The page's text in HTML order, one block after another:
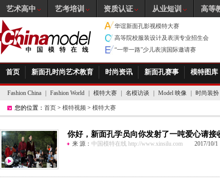
华谊新面孔影视模特大赛
高等院校服装设计及表演专业招生会
“一带一路”少儿表演国际邀请赛
首页 新面孔时尚艺术教育 时尚资讯 新面孔赛事 模特图库
Fashion China Fashion World 模特大赛 名模访谈 Model 映像 时尚装扮
您的位置： 首页 > 模特视频 > 模特大赛
你好，新面孔学员向你发射了一吨爱心请接
来 源： 中国模特在线 http://www.xinsilu.com 2017/10/1
艺术高中 艺考培训 资质认证 从业短训 高等